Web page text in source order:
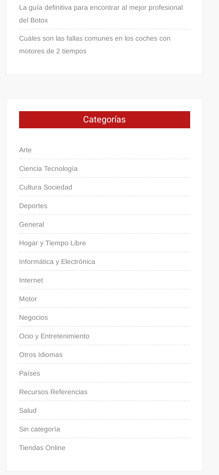
La guía definitiva para encontrar al mejor profesional
del Botox
Cuáles son las fallas comunes en los coches con
motores de 2 tiempos
Categorías
Arte
Ciencia Tecnología
Cultura Sociedad
Deportes
General
Hogar y Tiempo Libre
Informática y Electrónica
Internet
Motor
Negocios
Ocio y Entretenimiento
Otros Idiomas
Países
Recursos Referencias
Salud
Sin categoría
Tiendas Online